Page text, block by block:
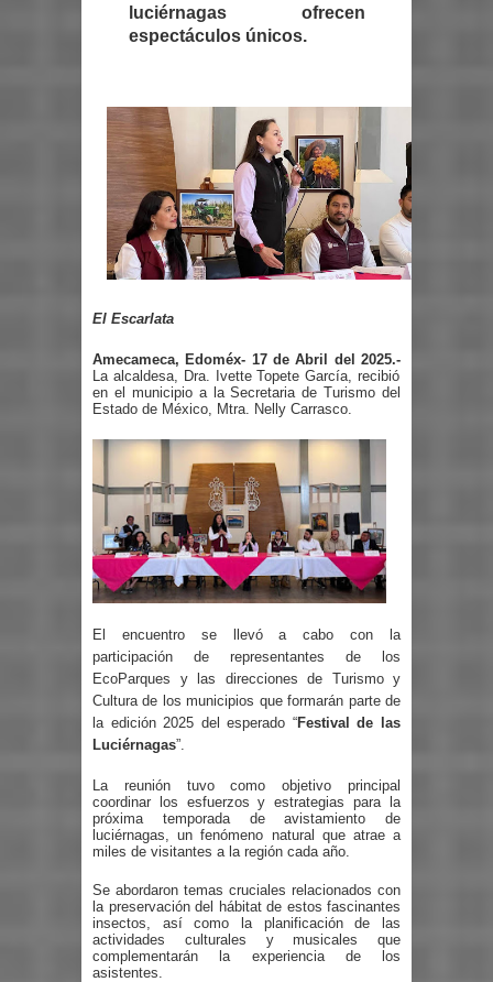
luciérnagas ofrecen
espectáculos únicos.
El Escarlata
Amecameca, Edoméx- 17 de Abril del 2025.-
La alcaldesa, Dra. Ivette Topete García, recibió
en el municipio a la Secretaria de Turismo del
Estado de México, Mtra. Nelly Carrasco.
El encuentro se llevó a cabo con la
participación de representantes de los
EcoParques y las direcciones de Turismo y
Cultura de los municipios que formarán parte de
la edición 2025 del esperado “Festival de las
Luciérnagas”.
La reunión tuvo como objetivo principal
coordinar los esfuerzos y estrategias para la
próxima temporada de avistamiento de
luciérnagas, un fenómeno natural que atrae a
miles de visitantes a la región cada año.
Se abordaron temas cruciales relacionados con
la preservación del hábitat de estos fascinantes
insectos, así como la planificación de las
actividades culturales y musicales que
complementarán la experiencia de los
asistentes.